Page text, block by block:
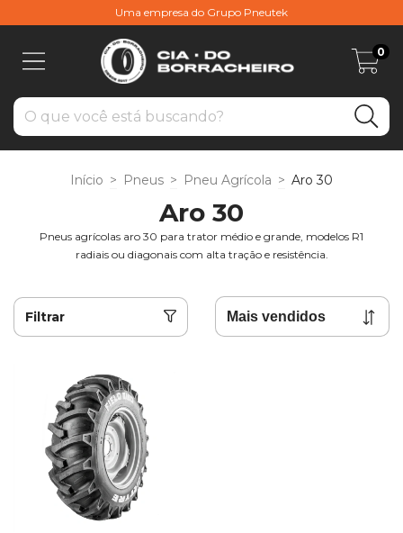
Uma empresa do Grupo Pneutek
0
Início > Pneus > Pneu Agrícola > Aro 30
Aro 30
Pneus agrícolas aro 30 para trator médio e grande, modelos R1
radiais ou diagonais com alta tração e resistência.
Filtrar